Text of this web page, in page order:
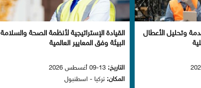
القيادة الإستراتيجية لأنظمة الصحة والسلامة
البيئة وفق المعايير العالمية
التاريخ:
المكان: تركيا - اسطنبو
وتحليل الأعطا